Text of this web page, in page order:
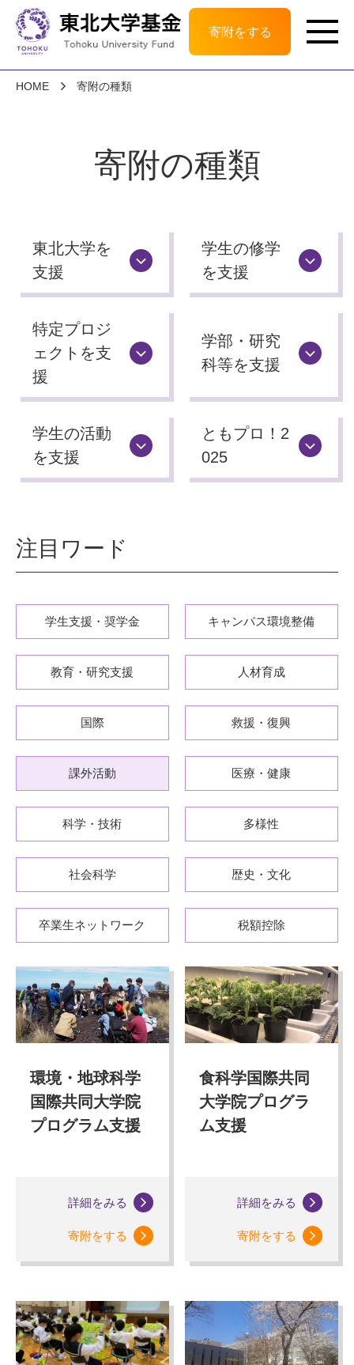
寄附をする
HOME 寄附の種類
寄附の種類
東北大学を
支援
学生の修学
を支援
特定プロジ
ェクトを支
援
学部・研究
科等を支援
学生の活動
を支援
ともプロ！2
025
注目ワード
学生支援・奨学金 キャンパス環境整備
教育・研究支援 人材育成
国際 救援・復興
課外活動 医療・健康
科学・技術 多様性
社会科学 歴史・文化
卒業生ネットワーク 税額控除
環境・地球科学
国際共同大学院
プログラム支援
詳細をみる
寄附をする
食科学国際共同
大学院プログラ
ム支援
詳細をみる
寄附をする